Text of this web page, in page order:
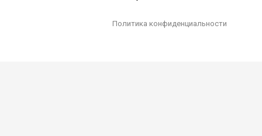
Политика конфиденциальности